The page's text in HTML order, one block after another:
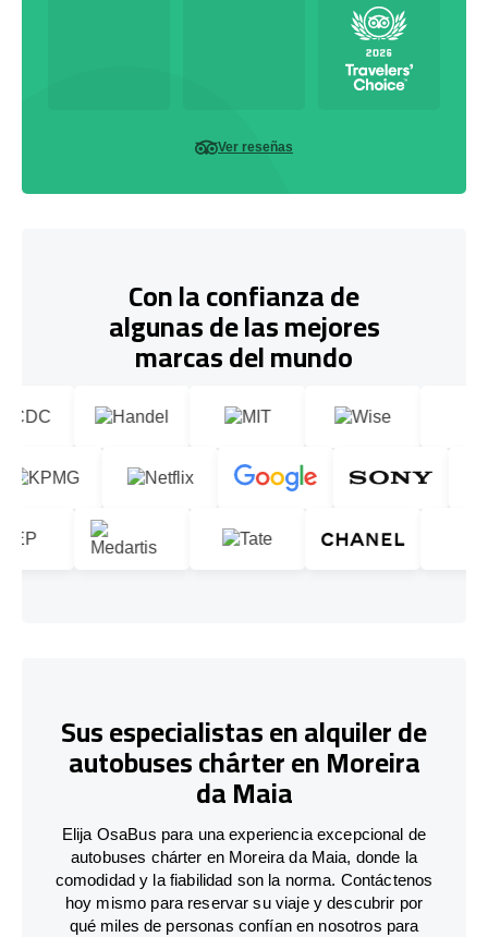
Ver reseñas
Con la confianza de
algunas de las mejores
marcas del mundo
Sus especialistas en alquiler de
autobuses chárter en Moreira
da Maia
Elija OsaBus para una experiencia excepcional de
autobuses chárter en Moreira da Maia, donde la
comodidad y la fiabilidad son la norma. Contáctenos
hoy mismo para reservar su viaje y descubrir por
qué miles de personas confían en nosotros para